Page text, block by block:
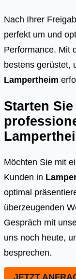
Nach Ihrer
perfekt um und
Performance. Mit
bestens gerüstet,
Lampertheim
Starten
Möchten Sie mit
Kunden in
optimal
überzeugenden
Gespräch mit
uns noch heute,
besprechen.
JETZT